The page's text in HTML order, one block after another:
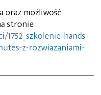
oraz możliwość
stronie
hands-
z-rozwiazaniami-